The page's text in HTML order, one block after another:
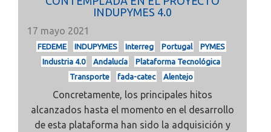
INDUPYMES 4.0
17 mayo 2021
FEDEME INDUPYMES Interreg Portugal
PYMES
Industria 4.0
Andalucía
Plataforma Tecnológica
Transporte
fada-catec Alentejo
Concretamente, los principales hitos
alcanzados hasta el momento en el desarrollo
de esta plataforma han sido la adquisición y